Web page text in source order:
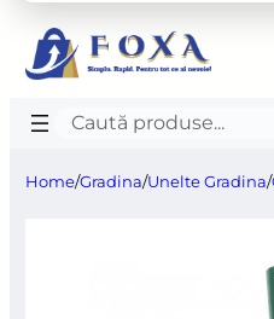
Caută
Home/Gradina/Unelte Gradina/